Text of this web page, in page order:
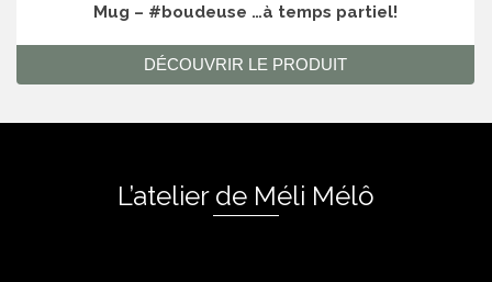
Mug – #boudeuse …à temps partiel!
DÉCOUVRIR LE PRODUIT
L’atelier de Méli Mélô